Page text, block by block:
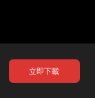
立即下載